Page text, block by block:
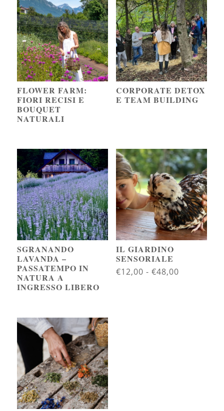
a
€75,00
a
€75,00
FLOWER FARM:
FIORI RECISI E
BOUQUET
NATURALI
CORPORATE DETOX
E TEAM BUILDING
SGRANANDO
LAVANDA –
PASSATEMPO IN
NATURA A
INGRESSO LIBERO
IL GIARDINO
SENSORIALE
€12,00 - €48,00Fascia